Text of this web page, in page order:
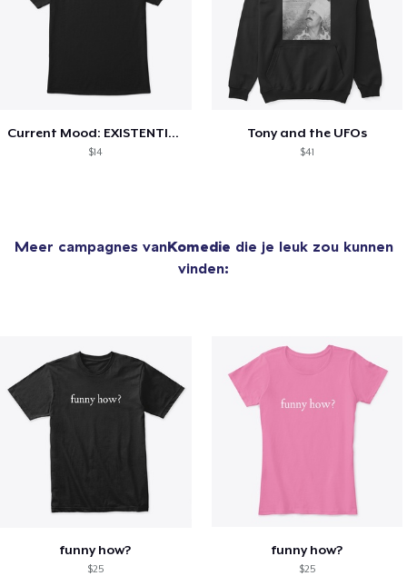
Current Mood: EXISTENTIAL CRISIS
$14
Tony and the UFOs
$41
Meer campagnes vanKomedie die je leuk zou kunnen
vinden:
funny how?
$25
funny how?
$25